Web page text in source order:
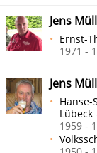
Jens
Ernst-
1971 -
Jens
1959 -